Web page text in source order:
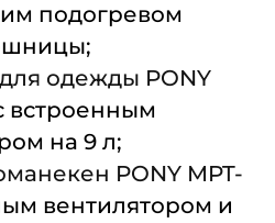
подогревом
одежды PONY
встроенным
на 9 л;
PONY MPT-
вентилятором и